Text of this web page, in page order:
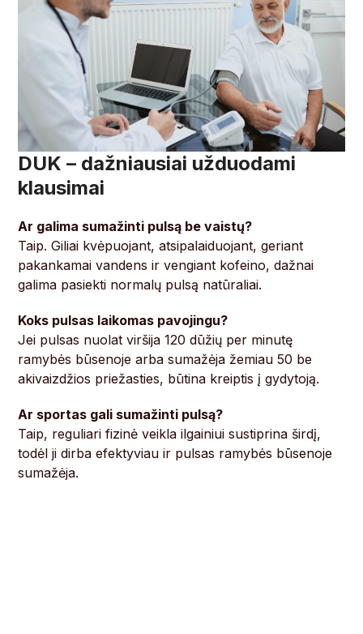
DUK – dažniausiai užduodami
klausimai
Ar galima sumažinti pulsą be vaistų?
Taip. Giliai kvėpuojant, atsipalaiduojant, geriant
pakankamai vandens ir vengiant kofeino, dažnai
galima pasiekti normalų pulsą natūraliai.
Koks pulsas laikomas pavojingu?
Jei pulsas nuolat viršija 120 dūžių per minutę
ramybės būsenoje arba sumažėja žemiau 50 be
akivaizdžios priežasties, būtina kreiptis į gydytoją.
Ar sportas gali sumažinti pulsą?
Taip, reguliari fizinė veikla ilgainiui sustiprina širdį,
todėl ji dirba efektyviau ir pulsas ramybės būsenoje
sumažėja.